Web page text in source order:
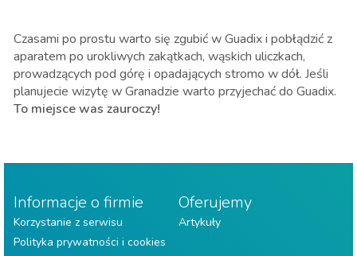
Czasami po prostu warto się zgubić w Guadix i pobłądzić z
aparatem po urokliwych zakątkach, wąskich uliczkach,
prowadzących pod górę i opadających stromo w dół. Jeśli
planujecie wizytę w Granadzie warto przyjechać do Guadix.
To miejsce was zauroczy!
Informacje o firmie
Korzystanie z serwisu
Polityka prywatności i cookies
Oferujemy
Artykuły